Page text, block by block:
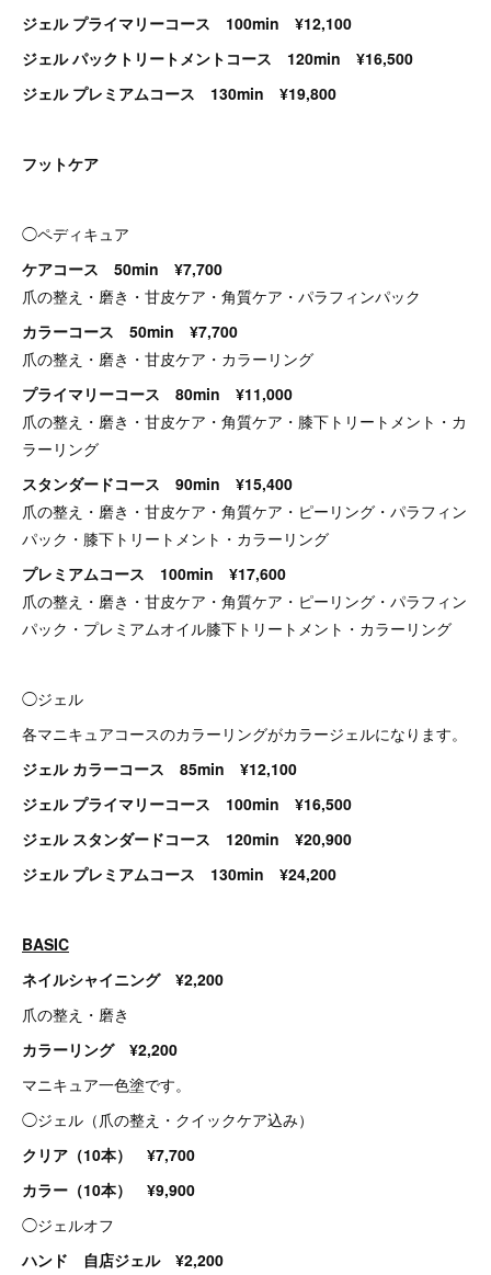
ジェル プライマリーコース 100min ¥12,100
ジェル パックトリートメントコース 120min ¥16,500
ジェル プレミアムコース 130min ¥19,800
フットケア
◯ペディキュア
ケアコース 50min ¥7,700
爪の整え・磨き・甘皮ケア・角質ケア・パラフィンパック
カラーコース 50min ¥7,700
爪の整え・磨き・甘皮ケア・カラーリング
プライマリーコース 80min ¥11,000
爪の整え・磨き・甘皮ケア・角質ケア・膝下トリートメント・カ
ラーリング
スタンダードコース 90min ¥15,400
爪の整え・磨き・甘皮ケア・角質ケア・ピーリング・パラフィン
パック・膝下トリートメント・カラーリング
プレミアムコース 100min ¥17,600
爪の整え・磨き・甘皮ケア・角質ケア・ピーリング・パラフィン
パック・プレミアムオイル膝下トリートメント・カラーリング
◯ジェル
各マニキュアコースのカラーリングがカラージェルになります。
ジェル カラーコース 85min ¥12,100
ジェル プライマリーコース 100min ¥16,500
ジェル スタンダードコース 120min ¥20,900
ジェル プレミアムコース 130min ¥24,200
BASIC
ネイルシャイニング ¥2,200
爪の整え・磨き
カラーリング ¥2,200
マニキュア一色塗です。
◯ジェル（爪の整え・クイックケア込み）
クリア（10本） ¥7,700
カラー（10本） ¥9,900
◯ジェルオフ
ハンド 自店ジェル ¥2,200